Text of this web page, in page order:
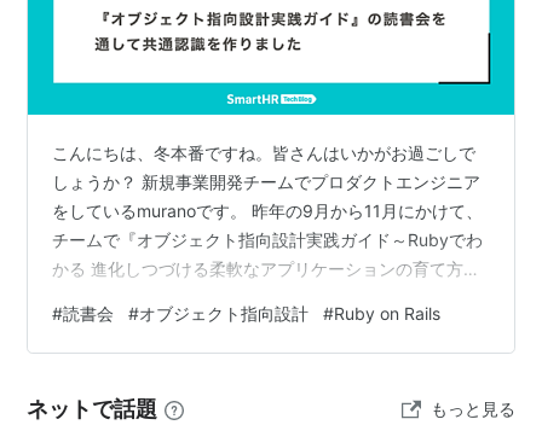
こんにちは、冬本番ですね。皆さんはいかがお過ごしで
しょうか？ 新規事業開発チームでプロダクトエンジニア
をしているmuranoです。 昨年の9月から11月にかけて、
チームで『オブジェクト指向設計実践ガイド～Rubyでわ
かる 進化しつづける柔軟なアプリケーションの育て方』
ことをご紹介したいと思います。 Railsで開発をしている
中で、「チームで良いコードの基準が共有できていな
きない」「すぐにif文が増えてどんどん複雑になってしま
#読書会 #オブジェクト指向設計 #Ruby on Rails
ネットで話題 もっと見る